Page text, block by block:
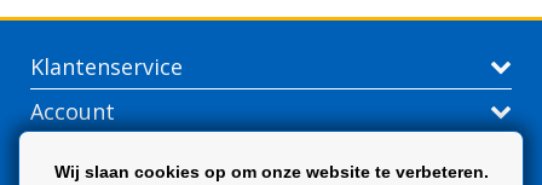
Klantenservice
Account
Wij slaan cookies op om onze website te verbeteren.